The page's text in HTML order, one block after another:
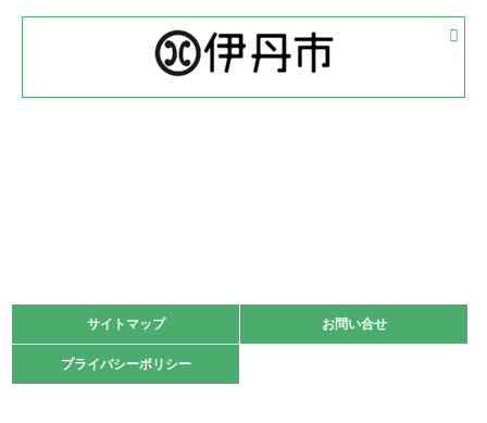
2022.05.05
体育協会長杯 バドミントン競技の部
2022.05.22
緑ケ丘体育館
2021.10.23
卓球選手権大会ラージボールの部開催☆
サイトマップ お問い合せ
プライバシーポリシー
サイトマップ お問い合せ
プライバシーポリシー